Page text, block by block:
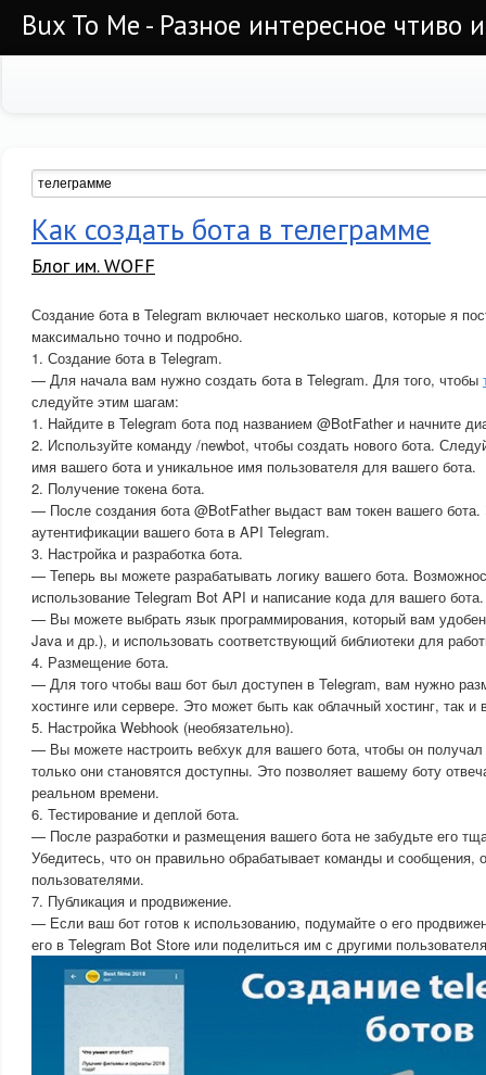
Bux To Me - Разное интересное чтиво
Как создать бота в телеграмме
Блог им. WOFF
Создание бота в Telegram включает несколько шагов, которые я
максимально точно и подробно.
1. Создание бота в Telegram.
— Для начала вам нужно создать бота в Telegram. Для того, чтобы
следуйте этим шагам:
1. Найдите в Telegram бота под названием @BotFather и начните
2. Используйте команду /newbot, чтобы создать нового бота.
имя вашего бота и уникальное имя пользователя для вашего бота.
2. Получение токена бота.
— После создания бота @BotFather выдаст вам токен вашего
аутентификации вашего бота в API Telegram.
3. Настройка и разработка бота.
— Теперь вы можете разрабатывать логику вашего бота.
использование Telegram Bot API и написание кода для вашего бота.
— Вы можете выбрать язык программирования, который вам
Java и др.), и использовать соответствующий библиотеки для
4. Размещение бота.
— Для того чтобы ваш бот был доступен в Telegram, вам нужно
хостинге или сервере. Это может быть как облачный хостинг, так
5. Настройка Webhook (необязательно).
— Вы можете настроить вебхук для вашего бота, чтобы он получал
только они становятся доступны. Это позволяет вашему боту
реальном времени.
6. Тестирование и деплой бота.
— После разработки и размещения вашего бота не забудьте его
Убедитесь, что он правильно обрабатывает команды и сообщения,
пользователями.
7. Публикация и продвижение.
— Если ваш бот готов к использованию, подумайте о его
его в Telegram Bot Store или поделиться им с другими